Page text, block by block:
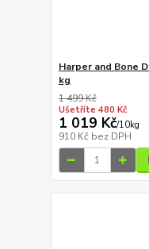
Harper and Bone
kg
1 499 Kč
Ušetříte 480 Kč
1 019 Kč/10kg
910 Kč bez DPH